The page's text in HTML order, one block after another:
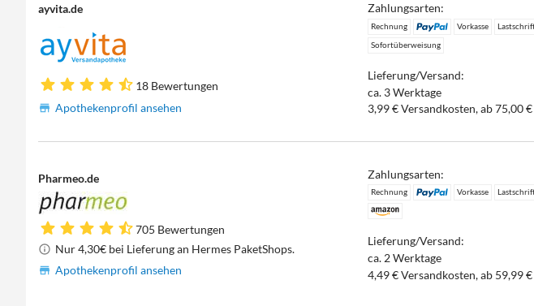
ayvita.de
18 Bewertungen
Apothekenprofil ansehen
Zahlungsarten:
Rechnung Vorkasse
Sofortüberweisung
Lieferung/Versand:
ca. 3 Werktage
3,99 € Versandkosten, ab 75,00
Pharmeo.de
705 Bewertungen
Nur 4,30€ bei Lieferung an Hermes PaketShops.
Apothekenprofil ansehen
Zahlungsarten:
Rechnung Vorkasse
Lieferung/Versand:
ca. 2 Werktage
4,49 € Versandkosten, ab 59,99